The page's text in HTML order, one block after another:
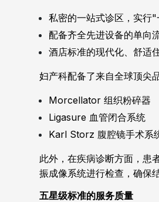
私密的一站式诊区，实行
配备齐全先进设备的单向
酒店标准的现代化、舒适
妇产科配备了来自全球顶尖
Morcellator 组织粉碎器
Ligasure 血管闭合系统
Karl Storz 腹腔镜手术系
此外，在疾病诊断方面，
振成像系统进行检查，确保
五星级标准的服务质量